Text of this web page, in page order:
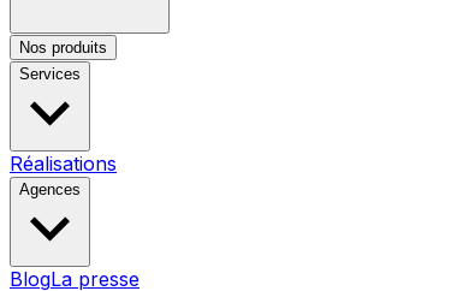
Nos produits
Services
Réalisations
Agences
BlogLa presse